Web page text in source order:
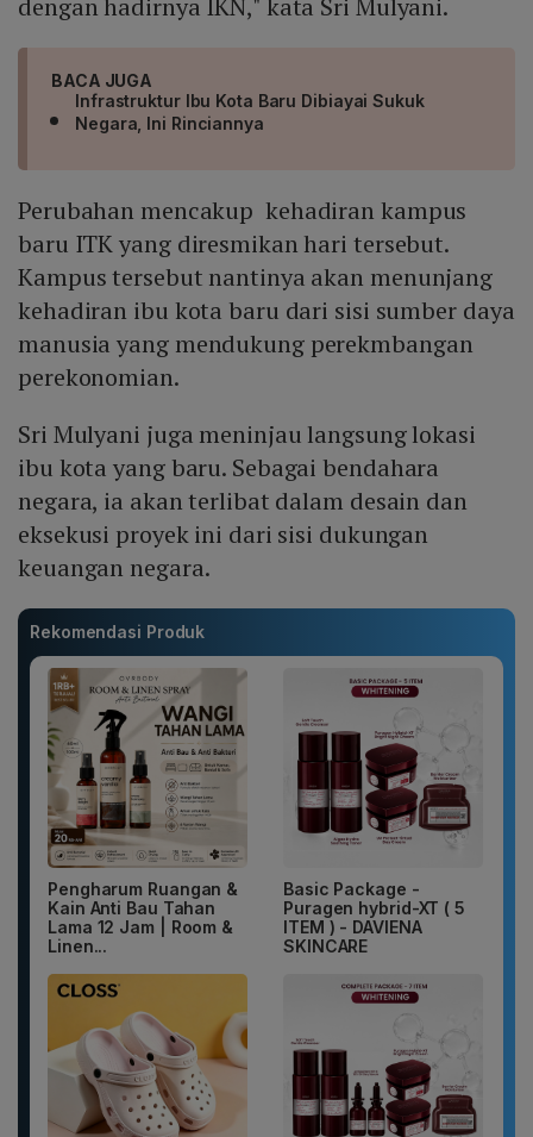
dengan hadirnya IKN," kata Sri Mulyani.
BACA JUGA
Infrastruktur Ibu Kota Baru Dibiayai Sukuk
Negara, Ini Rinciannya
Perubahan mencakup kehadiran kampus
baru ITK yang diresmikan hari tersebut.
Kampus tersebut nantinya akan menunjang
kehadiran ibu kota baru dari sisi sumber daya
manusia yang mendukung perekmbangan
perekonomian.
Sri Mulyani juga meninjau langsung lokasi
ibu kota yang baru. Sebagai bendahara
negara, ia akan terlibat dalam desain dan
eksekusi proyek ini dari sisi dukungan
keuangan negara.
Rekomendasi Produk
Pengharum Ruangan &
Kain Anti Bau Tahan
Lama 12 Jam | Room &
Linen...
Basic Package -
Puragen hybrid-XT ( 5
ITEM ) - DAVIENA
SKINCARE